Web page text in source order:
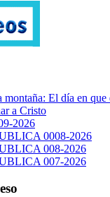
montaña: El día en
a Cristo
2026
0008-2026
008-2026
007-2026